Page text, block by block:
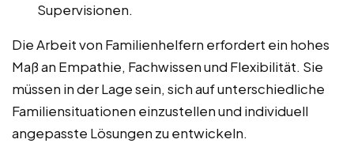
Supervisionen.
Die Arbeit von Familienhelfern erfordert ein hohes
Maß an Empathie, Fachwissen und Flexibilität. Sie
müssen in der Lage sein, sich auf unterschiedliche
Familiensituationen einzustellen und individuell
angepasste Lösungen zu entwickeln.